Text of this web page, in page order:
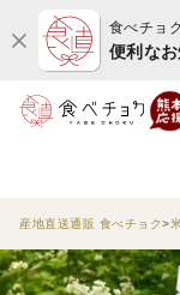
食べチョ
便利なお
産地直送通販 食べチョク